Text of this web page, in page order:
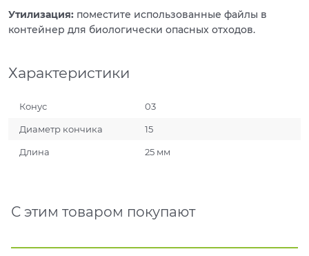
Утилизация: поместите использованные файлы в
контейнер для биологически опасных отходов.
Характеристики
Конус 03
Диаметр кончика 15
Длина 25 мм
С этим товаром покупают